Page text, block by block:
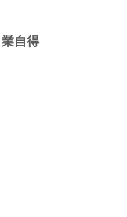
自得